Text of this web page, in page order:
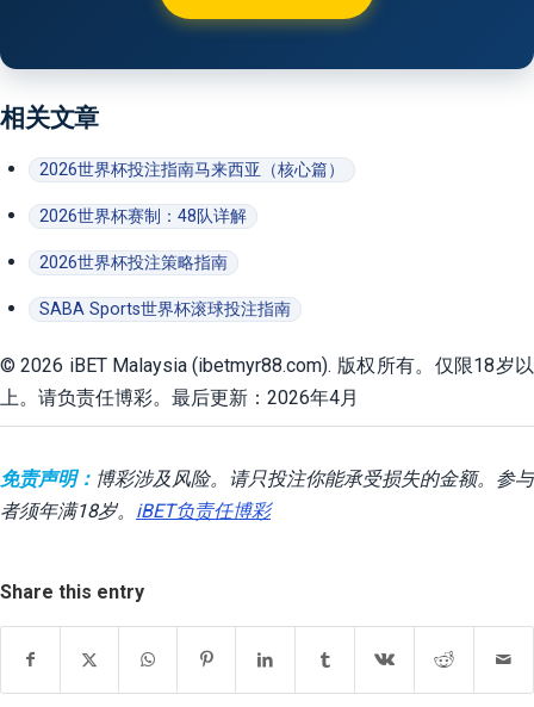
相关文章
2026世界杯投注指南马来西亚（核心篇）
2026世界杯赛制：48队详解
2026世界杯投注策略指南
SABA Sports世界杯滚球投注指南
© 2026 iBET Malaysia (ibetmyr88.com). 版权所有。仅限18岁以
上。请负责任博彩。最后更新：2026年4月
免责声明： 博彩涉及风险。请只投注你能承受损失的金额。参与
者须年满18岁。 iBET负责任博彩
Share this entry